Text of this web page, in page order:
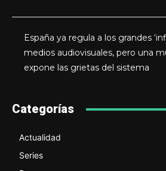
España ya regula a los grandes
medios audiovisuales, pero una
expone las grietas del sistema
Categorías
Actualidad
Series